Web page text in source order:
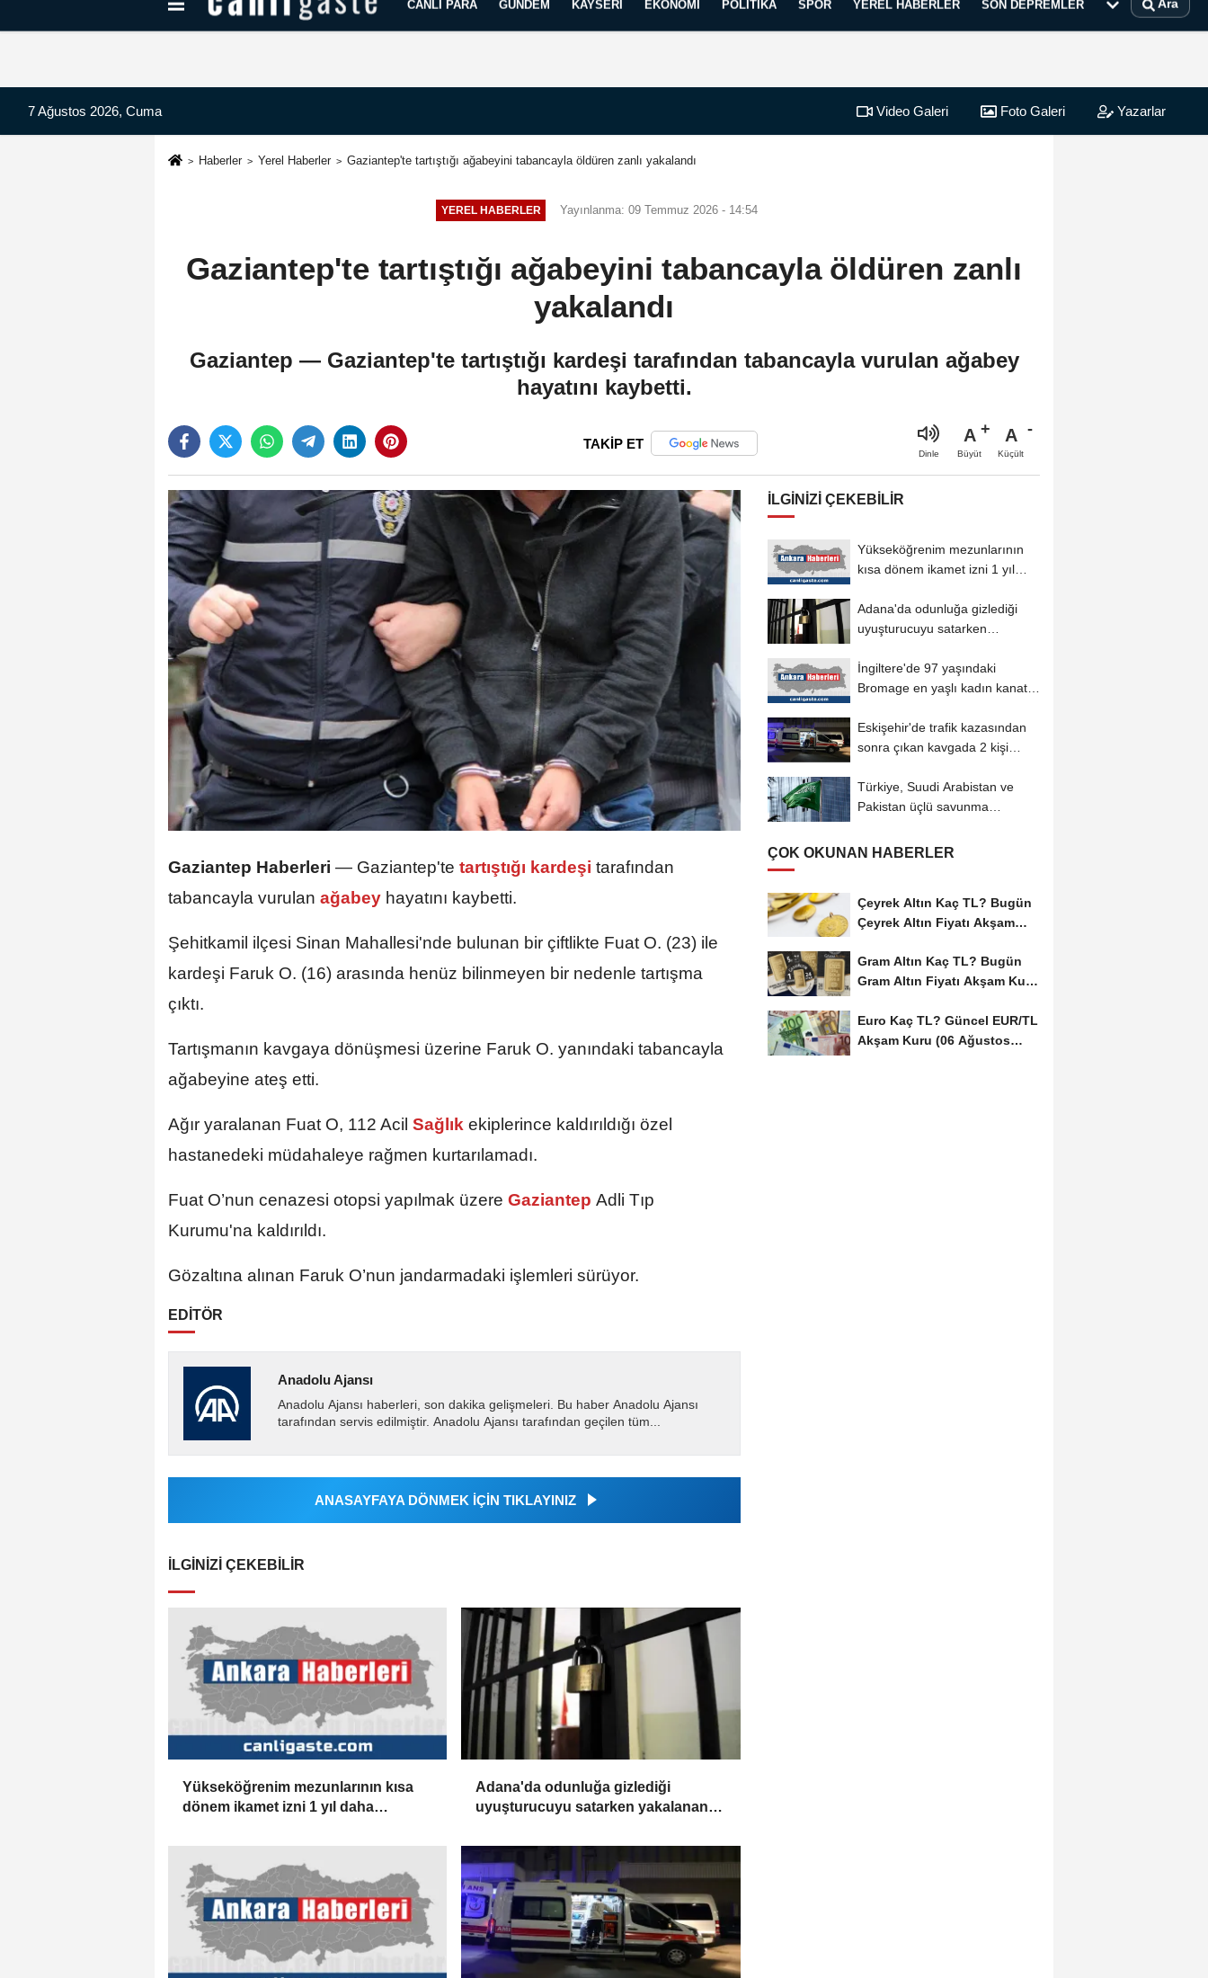
Kayseri Haberleri Can Radyo Dinle
CANLI PARA GÜNDEM KAYSERI EKONOMI POLITIKA SPOR YEREL HABERLER SON DEPREMLER Ara
7 Ağustos 2026, Cuma Video Galeri Foto Galeri Yazarlar
Haberler Yerel Haberler Gaziantep'te tartıştığı ağabeyini tabancayla öldüren zanlı yakalandı
YEREL HABERLER Yayınlanma: 09 Temmuz 2026 - 14:54
Gaziantep'te tartıştığı ağabeyini tabancayla öldüren zanlı
yakalandı
Gaziantep — Gaziantep'te tartıştığı kardeşi tarafından tabancayla vurulan ağabey
hayatını kaybetti.
TAKİP ET
Dinle
A
Büyüt
A
Küçült
Gaziantep Haberleri — Gaziantep'te tartıştığı kardeşi tarafından
tabancayla vurulan ağabey hayatını kaybetti.
Şehitkamil ilçesi Sinan Mahallesi'nde bulunan bir çiftlikte Fuat O. (23) ile
kardeşi Faruk O. (16) arasında henüz bilinmeyen bir nedenle tartışma
çıktı.
Tartışmanın kavgaya dönüşmesi üzerine Faruk O. yanındaki tabancayla
ağabeyine ateş etti.
Ağır yaralanan Fuat O, 112 Acil Sağlık ekiplerince kaldırıldığı özel
hastanedeki müdahaleye rağmen kurtarılamadı.
Fuat O’nun cenazesi otopsi yapılmak üzere Gaziantep Adli Tıp
Kurumu'na kaldırıldı.
Gözaltına alınan Faruk O’nun jandarmadaki işlemleri sürüyor.
EDİTÖR
Anadolu Ajansı
Anadolu Ajansı haberleri, son dakika gelişmeleri. Bu haber Anadolu Ajansı
tarafından servis edilmiştir. Anadolu Ajansı tarafından geçilen tüm...
ANASAYFAYA DÖNMEK İÇİN TIKLAYINIZ
İLGINIZI ÇEKEBILIR
Yükseköğrenim mezunlarının kısa
dönem ikamet izni 1 yıl daha
Adana'da odunluğa gizlediği
uyuşturucuyu satarken yakalanan
İLGINIZI ÇEKEBILIR
Yükseköğrenim mezunlarının
kısa dönem ikamet izni 1 yıl
Adana'da odunluğa gizlediği
uyuşturucuyu satarken
İngiltere'de 97 yaşındaki
Bromage en yaşlı kadın kanat
Eskişehir'de trafik kazasından
sonra çıkan kavgada 2 kişi
Türkiye, Suudi Arabistan ve
Pakistan üçlü savunma
ÇOK OKUNAN HABERLER
Çeyrek Altın Kaç TL? Bugün
Çeyrek Altın Fiyatı Akşam
Gram Altın Kaç TL? Bugün
Gram Altın Fiyatı Akşam Kuru
Euro Kaç TL? Güncel EUR/TL
Akşam Kuru (06 Ağustos